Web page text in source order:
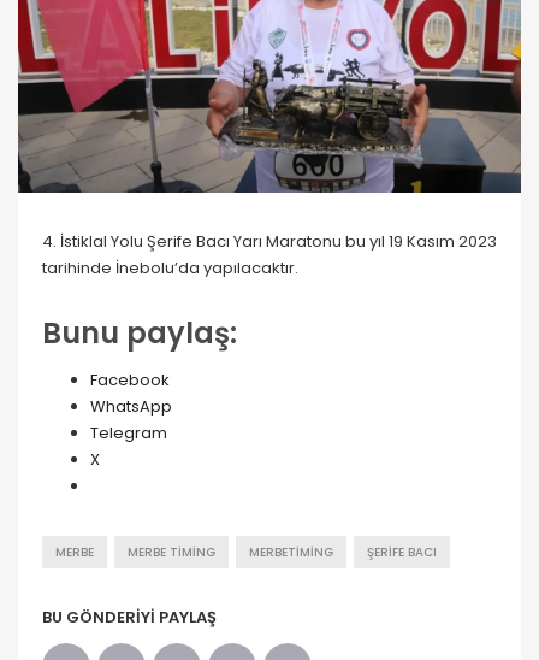
4. İstiklal Yolu Şerife Bacı Yarı Maratonu bu yıl 19 Kasım 2023
tarihinde İnebolu’da yapılacaktır.
Bunu paylaş:
Facebook
WhatsApp
Telegram
X
MERBE MERBE TIMING MERBETIMING ŞERIFE BACI
BU GÖNDERIYI PAYLAŞ